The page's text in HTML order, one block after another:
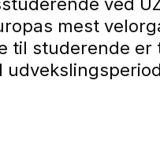
mest
til studerende er